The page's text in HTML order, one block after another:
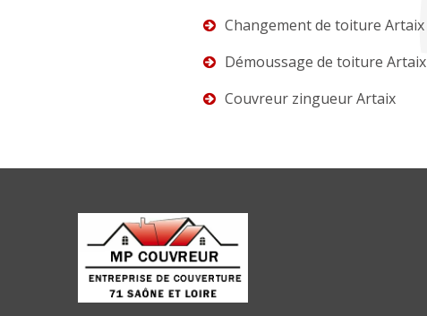
Changement de toiture Artaix
Démoussage de toiture Artaix
Couvreur zingueur Artaix